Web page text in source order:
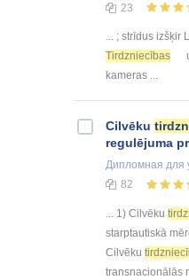
23
... ; strīdus izšķir
Tirdzniecības
kameras ...
Cilvēku
regulējuma
Дипломная для
82
... 1) Cilvēku
starptautiskā
Cilvēku
transnacionālās